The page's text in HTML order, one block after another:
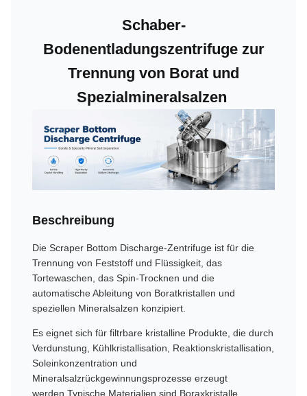
Schaber-
Bodenentladungszentrifuge zur
Trennung von Borat und
Spezialmineralsalzen
Beschreibung
Die Scraper Bottom Discharge-Zentrifuge ist für die
Trennung von Feststoff und Flüssigkeit, das
Tortewaschen, das Spin-Trocknen und die
automatische Ableitung von Boratkristallen und
speziellen Mineralsalzen konzipiert.
Es eignet sich für filtrbare kristalline Produkte, die durch
Verdunstung, Kühlkristallisation, Reaktionskristallisation,
Soleinkonzentration und
Mineralsalzrückgewinnungsprozesse erzeugt
werden.Typische Materialien sind Boraxkristalle,